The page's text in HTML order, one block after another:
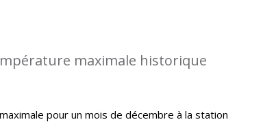
maximale historique
pour un mois de décembre à la station